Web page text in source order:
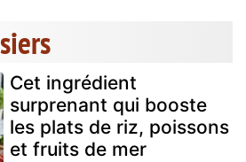
Cet ingrédient
surprenant qui booste
les plats de riz, poissons
et fruits de mer